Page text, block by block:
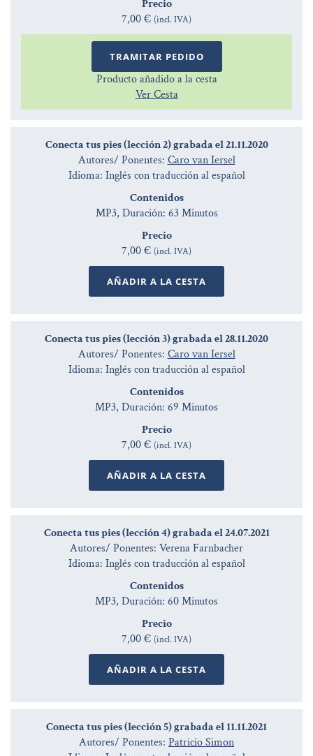
Precio
7,00 € (incl. IVA)
TRAMITAR PEDIDO
Producto añadido a la cesta
Ver Cesta
Conecta tus pies (lección 2) grabada el 21.11.2020
Autores/ Ponentes: Caro van Iersel
Idioma: Inglés con traducción al español
Contenidos
MP3, Duración: 63 Minutos
Precio
7,00 € (incl. IVA)
AÑADIR A LA CESTA
Conecta tus pies (lección 3) grabada el 28.11.2020
Autores/ Ponentes: Caro van Iersel
Idioma: Inglés con traducción al español
Contenidos
MP3, Duración: 69 Minutos
Precio
7,00 € (incl. IVA)
AÑADIR A LA CESTA
Conecta tus pies (lección 4) grabada el 24.07.2021
Autores/ Ponentes: Verena Farnbacher
Idioma: Inglés con traducción al español
Contenidos
MP3, Duración: 60 Minutos
Precio
7,00 € (incl. IVA)
AÑADIR A LA CESTA
Conecta tus pies (lección 5) grabada el 11.11.2021
Autores/ Ponentes: Patricio Simon